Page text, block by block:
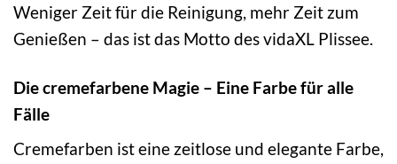
Weniger Zeit für die Reinigung, mehr Zeit zum
Genießen – das ist das Motto des vidaXL Plissee.
Die cremefarbene Magie – Eine Farbe für alle
Fälle
Cremefarben ist eine zeitlose und elegante Farbe,